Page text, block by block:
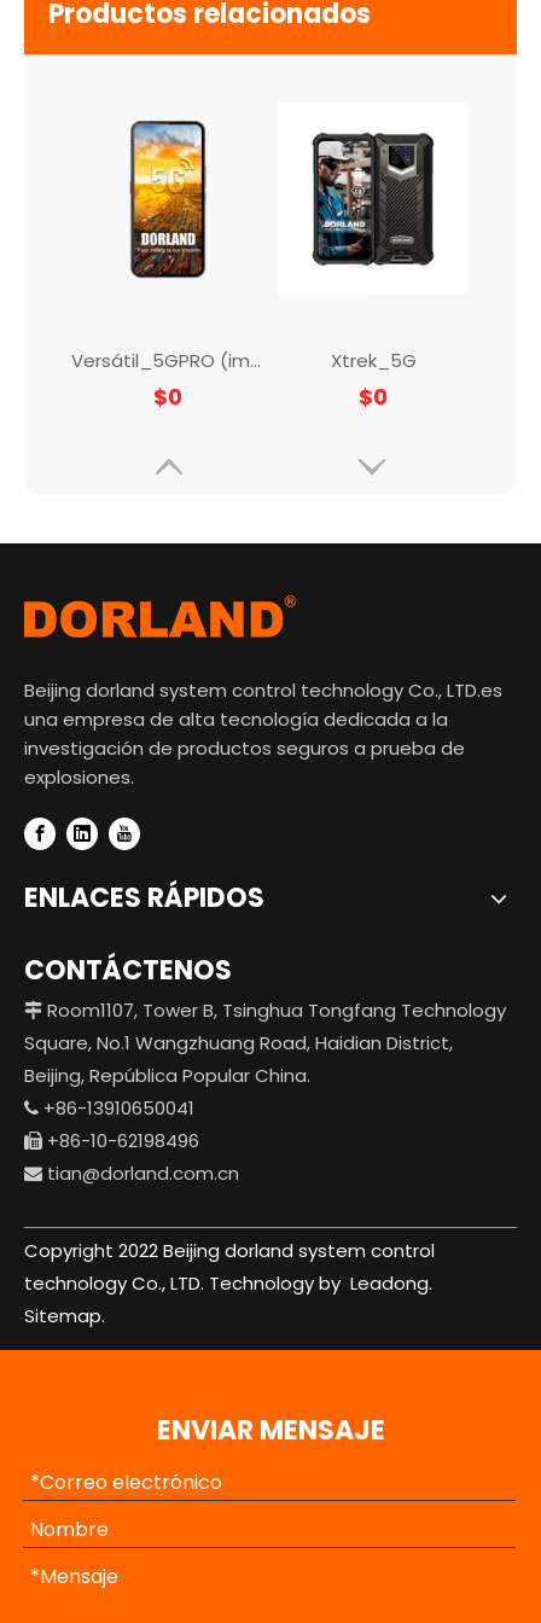
Productos relacionados
Versátil_5GPRO (imagen térmica)
$0
Xtrek_5G
$0
Práctico teléfono inteligente resistente a prueba de caídas Teléfono inteligente resistente para trabajo de campo liviano con doble Sim
Smartphone resistente y resistente para aventuras al aire libre 5G (5G+DMR) Teléfono inteligente resistente para trabajo en campo Gsm Dual Sim
Beijing dorland system control technology Co., LTD.es
una empresa de alta tecnología dedicada a la
investigación de productos seguros a prueba de
explosiones.
ENLACES RÁPIDOS
CONTÁCTENOS
 Room1107, Tower B, Tsinghua Tongfang Technology
Square, No.1 Wangzhuang Road, Haidian District,
Beijing, República Popular China.
 +86-13910650041
 +86-10-62198496
 tian@dorland.com.cn
Copyright 2022 Beijing dorland system control
technology Co., LTD. Technology by Leadong.
Sitemap.
ENVIAR MENSAJE